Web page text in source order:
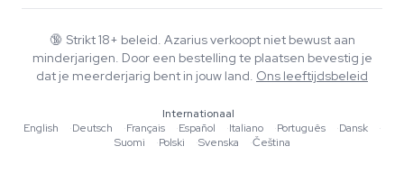
Veelgestelde vragen
Privacybeleid
Wiki
Muziek
Redactionele normen
Tools & Calculators
🔞 Strikt 18+ beleid. Azarius verkoopt niet bewust aan
minderjarigen. Door een bestelling te plaatsen bevestig je
dat je meerderjarig bent in jouw land. Ons leeftijdsbeleid
Internationaal
English
·Deutsch ·Français ·Español ·Italiano ·Português ·Dansk
·
Suomi
·Polski ·Svenska ·Čeština